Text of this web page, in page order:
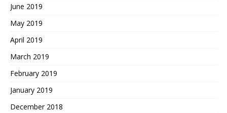
June 2019
May 2019
April 2019
March 2019
February 2019
January 2019
December 2018